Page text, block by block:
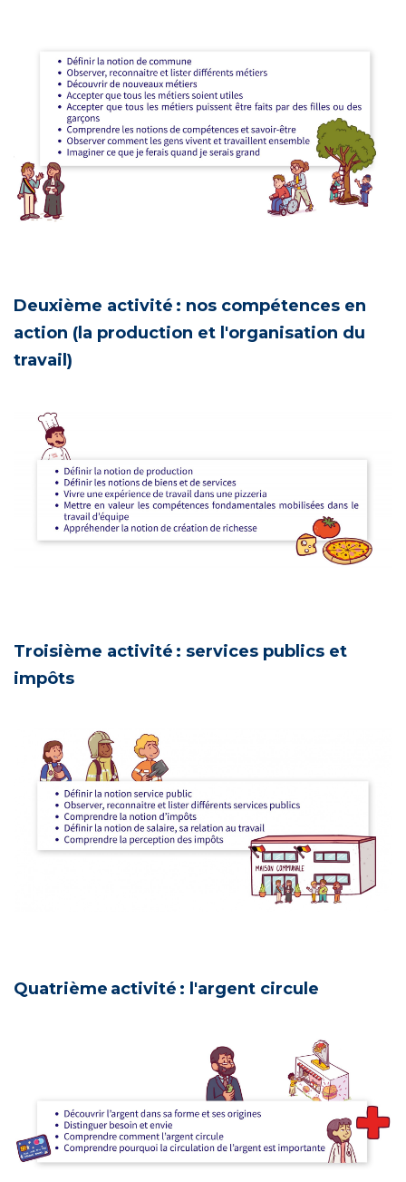
Deuxième activité : nos compétences en
action (la production et l'organisation du
travail)
Troisième activité : services publics et
impôts
Quatrième activité : l'argent circule